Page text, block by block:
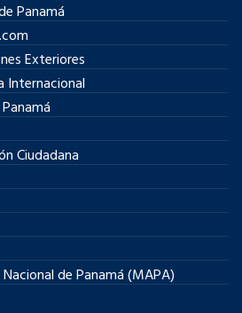
Panamá
Exteriores
Internacional
Ciudadana
de Panamá (MAPA)